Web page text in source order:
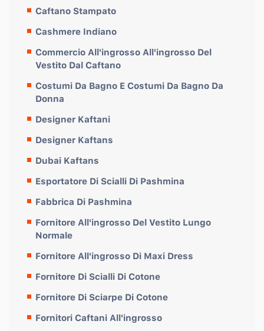
Caftano Stampato
Cashmere Indiano
Commercio All'ingrosso All'ingrosso Del
Vestito Dal Caftano
Costumi Da Bagno E Costumi Da Bagno Da
Donna
Designer Kaftani
Designer Kaftans
Dubai Kaftans
Esportatore Di Scialli Di Pashmina
Fabbrica Di Pashmina
Fornitore All'ingrosso Del Vestito Lungo
Normale
Fornitore All'ingrosso Di Maxi Dress
Fornitore Di Scialli Di Cotone
Fornitore Di Sciarpe Di Cotone
Fornitori Caftani All'ingrosso